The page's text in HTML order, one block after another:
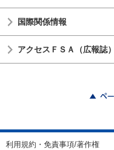
国際関係情報
アクセスＦＳＡ（広報誌）
利用規約・免責事項/著作権